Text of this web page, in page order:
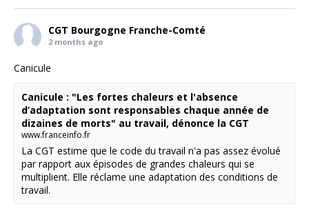
CGT Bourgogne Franche-Comté
2 months ago
Canicule
Canicule : "Les fortes chaleurs et l'absence
d’adaptation sont responsables chaque année de
dizaines de morts" au travail, dénonce la CGT
www.franceinfo.fr
La CGT estime que le code du travail n'a pas assez évolué
par rapport aux épisodes de grandes chaleurs qui se
multiplient. Elle réclame une adaptation des conditions de
travail.